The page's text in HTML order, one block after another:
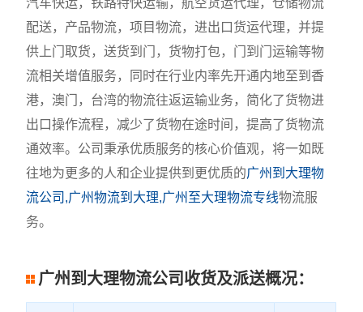
汽车快运，铁路特快运输，航空货运代理，仓储物流
配送，产品物流，项目物流，进出口货运代理，并提
供上门取货，送货到门，货物打包，门到门运输等物
流相关增值服务，同时在行业内率先开通内地至到香
港，澳门，台湾的物流往返运输业务，简化了货物进
出口操作流程，减少了货物在途时间，提高了货物流
通效率。公司秉承优质服务的核心价值观，将一如既
往地为更多的人和企业提供到更优质的广州到大理物
流公司,广州物流到大理,广州至大理物流专线物流服
务。
广州到大理物流公司收货及派送概况：